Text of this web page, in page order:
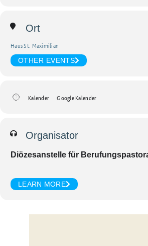
Ort
Haus St. Maximilian
OTHER EVENTS
Kalender Google Kalender
Organisator
Diözesanstelle für
LEARN MORE